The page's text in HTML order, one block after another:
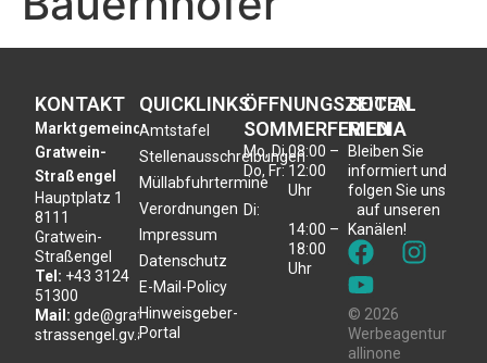
KONTAKT
Marktgemeinde
Gratwein-
Straßengel
Hauptplatz 1
8111
Gratwein-
Straßengel
Tel: +43 3124
51300
Mail: gde@gratwein-
strassengel.gv.at
QUICKLINKS
Amtstafel
Stellenausschreibungen
Müllabfuhrtermine
Verordnungen
Impressum
Datenschutz
E-Mail-Policy
Hinweisgeber-
Portal
ÖFFNUNGSZEITEN
SOMMERFERIEN
Mo, Di,
Do, Fr:
Di:
08:00 –
12:00
Uhr
14:00 –
18:00
Uhr
SOCIAL
MEDIA
Bleiben Sie
informiert und
folgen Sie uns
auf unseren
Kanälen!
© 2026
Werbeagentur
allinone